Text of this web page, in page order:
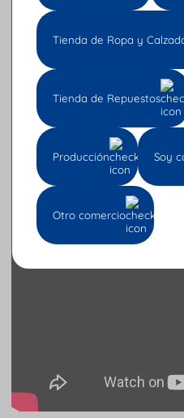
Tienda de Ropa y
Tienda de Repuestos
Producción Soy
Otro comercio